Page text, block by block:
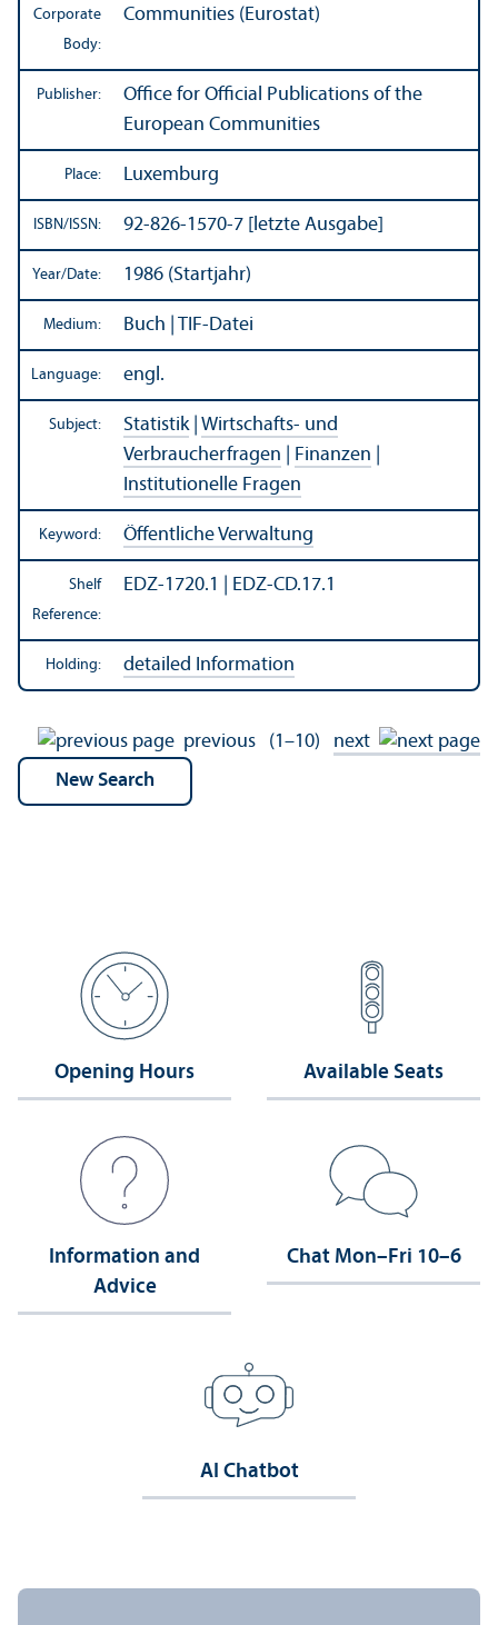
Corporate
Body:
Communities (Eurostat)
Publisher:
Office for Official Publications of the
European Communities
Place: Luxemburg
ISBN/ISSN: 92-826-1570-7 [letzte Ausgabe]
Year/Date: 1986 (Startjahr)
Medium: Buch | TIF-Datei
Language: engl.
Subject: Statistik| Wirtschafts- und
Verbraucherfragen
Finanzen
Institutionelle Fragen
Keyword: Öffentliche Verwaltung
Shelf
Reference:
EDZ-1720.1 | EDZ-CD.17.1
Holding: detailed Information
previous (1–10) next
Opening Hours Available Seats
Information and
Advice
Chat Mon–Fri 10–6
AI Chatbot